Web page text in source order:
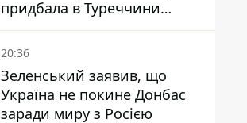
придбала в Туреччини
потужний пакет озброєння
20:36
Зеленський заявив, що
Україна не покине Донбас
заради миру з Росією